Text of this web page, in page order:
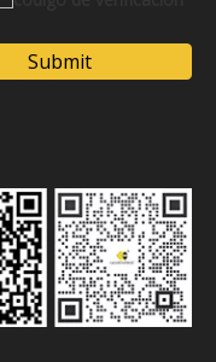
Submit